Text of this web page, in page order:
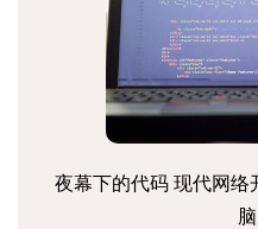
夜幕下的代码 现代网